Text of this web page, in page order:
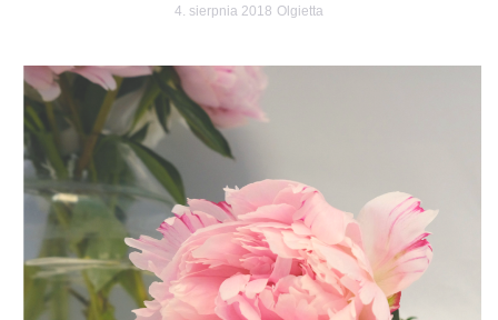
4. sierpnia 2018 Olgietta